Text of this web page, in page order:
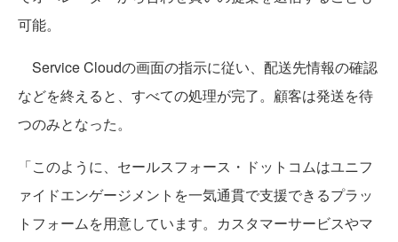
可能。
Service Cloudの画面の指示に従い、配送先情報の確認
などを終えると、すべての処理が完了。顧客は発送を待
つのみとなった。
「このように、セールスフォース・ドットコムはユニフ
ァイドエンゲージメントを一気通貫で支援できるプラッ
トフォームを用意しています。カスタマーサービスやマ